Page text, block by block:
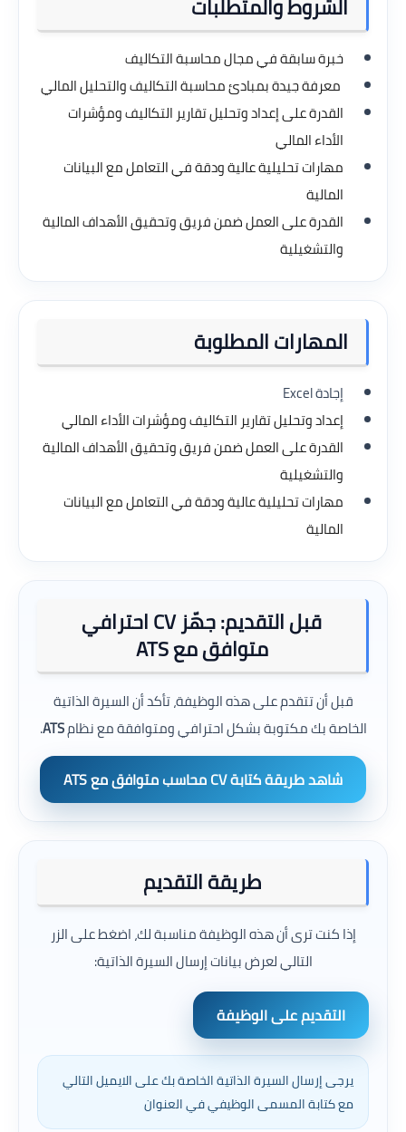
خبرة سابقة في مجال محاسبة التكاليف
معرفة جيدة بمبادئ محاسبة التكاليف والتحليل المالي
القدرة على إعداد وتحليل تقارير التكاليف ومؤشرات
الأداء المالي
مهارات تحليلية عالية ودقة في التعامل مع البيانات
المالية
القدرة على العمل ضمن فريق وتحقيق الأهداف المالية
والتشغيلية
المهارات المطلوبة
إجادة Excel
إعداد وتحليل تقارير التكاليف ومؤشرات الأداء المالي
القدرة على العمل ضمن فريق وتحقيق الأهداف المالية
والتشغيلية
مهارات تحليلية عالية ودقة في التعامل مع البيانات
المالية
قبل التقديم: جهّز CV احترافي
متوافق مع ATS
قبل أن تتقدم على هذه الوظيفة، تأكد أن السيرة الذاتية
الخاصة بك مكتوبة بشكل احترافي ومتوافقة مع نظامATS
.
شاهد طريقة كتابة CV محاسب متوافق مع ATS
طريقة التقديم
إذا كنت ترى أن هذه الوظيفة مناسبة لك، اضغط على الزر
التالي لعرض بيانات إرسال السيرة الذاتية:
التقديم على الوظيفة
يرجى إرسال السيرة الذاتية الخاصة بك على الايميل التالي
مع كتابة المسمى الوظيفي في العنوان